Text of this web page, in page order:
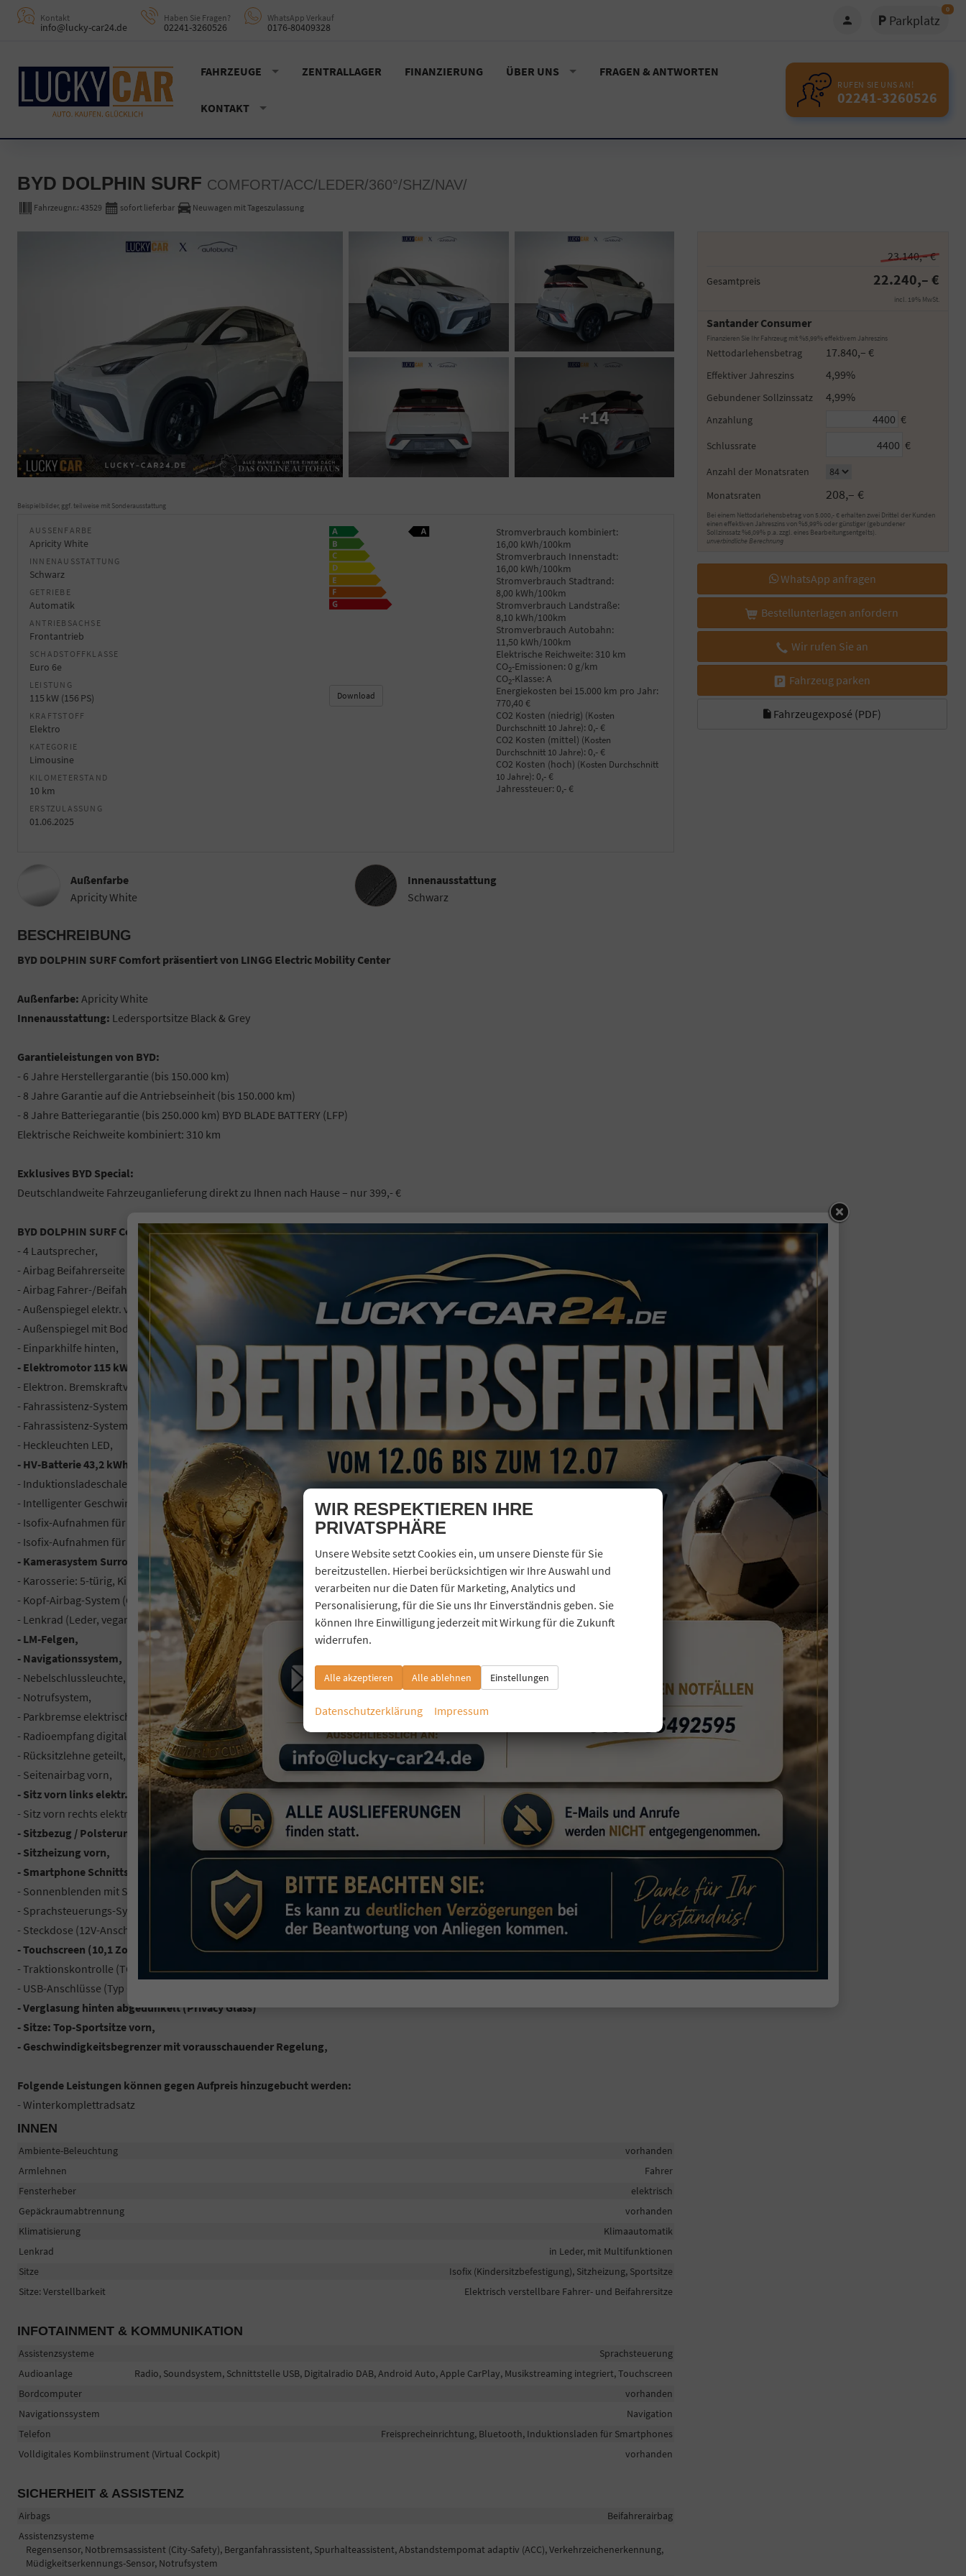
Kontakt
info@lucky-car24.de
Haben Sie Fragen?
02241-3260526
WhatsApp Verkauf
0176-80409328 Parkplatz
0
FAHRZEUGE ZENTRALLAGER FINANZIERUNG ÜBER UNS FRAGEN & ANTWORTEN
KONTAKT
RUFEN SIE UNS AN!
02241-3260526
BYD DOLPHIN SURF COMFORT/ACC/LEDER/360°/SHZ/NAV/
Fahrzeugnr.: 43529 sofort lieferbar Neuwagen mit Tageszulassung
23.140,– €
Gesamtpreis 22.240,– €
incl. 19% MwSt.
Santander Consumer
Finanzieren Sie Ihr Fahrzeug mit %5,99% effektivem Jahreszins
Nettodarlehensbetrag 17.840,– €
Effektiver Jahreszins 4,99%
Gebundener Sollzinssatz 4,99%
Anzahlung €
Schlussrate €
Anzahl der Monatsraten
Monatsraten
208,– €
Bei einem Nettodarlehensbetrag von 5.000,- € erhalten zwei Drittel der Kunden
einen effektiven Jahreszins von %5,99% oder günstiger (gebundener
Sollzinssatz %6,09% p.a. zzgl. eines Bearbeitungsentgelts).
unverbindliche Berechnung
WhatsApp anfragen
Bestellunterlagen anfordern
Wir rufen Sie an
Fahrzeug parken
Fahrzeugexposé (PDF)
+14
Beispielbilder, ggf. teilweise mit Sonderausstattung
AUSSENFARBE
Apricity White
INNENAUSSTATTUNG
Schwarz
GETRIEBE
Automatik
ANTRIEBSACHSE
Frontantrieb
SCHADSTOFFKLASSE
Euro 6e
LEISTUNG
115 kW (156 PS)
KRAFTSTOFF
Elektro
KATEGORIE
Limousine
KILOMETERSTAND
10 km
ERSTZULASSUNG
01.06.2025
Stromverbrauch kombiniert:
16,00 kWh/100km
Stromverbrauch Innenstadt:
16,00 kWh/100km
Stromverbrauch Stadtrand:
8,00 kWh/100km
Stromverbrauch Landstraße:
8,10 kWh/100km
Stromverbrauch Autobahn:
11,50 kWh/100km
Elektrische Reichweite: 310 km
CO2-Emissionen: 0 g/km
CO2-Klasse: A
Download
Energiekosten bei 15.000 km pro Jahr:
770,40 €
CO2 Kosten (niedrig) (Kosten
Durchschnitt 10 Jahre): 0,- €
CO2 Kosten (mittel) (Kosten
Durchschnitt 10 Jahre): 0,- €
CO2 Kosten (hoch) (Kosten Durchschnitt
10 Jahre): 0,- €
Jahressteuer: 0,- €
Außenfarbe
Apricity White
InnenausstattungInnenausstattung
Schwarz
BESCHREIBUNG
BYD DOLPHIN SURF Comfort präsentiert von LINGG Electric Mobility Center
Außenfarbe: Apricity White
Innenausstattung: Ledersportsitze Black & Grey
Garantieleistungen von BYD:
- 6 Jahre Herstellergarantie (bis 150.000 km)
- 8 Jahre Garantie auf die Antriebseinheit (bis 150.000 km)
- 8 Jahre Batteriegarantie (bis 250.000 km) BYD BLADE BATTERY (LFP)
Elektrische Reichweite kombiniert: 310 km
Exklusives BYD Special:
Deutschlandweite Fahrzeuganlieferung direkt zu Ihnen nach Hause – nur 399,- €
BYD DOLPHIN SURF Comfort Ausstattung:
- 4 Lautsprecher,
- Airbag Beifahrerseite abschaltbar,
- Airbag Fahrer-/Beifahrerseite,
- Außenspiegel elektr. verstell-, heiz- und anklappbar,
- Außenspiegel mit Bodenbeleuchtung,
- Einparkhilfe hinten,
- Elektromotor 115 kW (cont. 60 kW),
- Elektron. Bremskraftverteiler (EBD),
- Fahrassistenz-System: Notfall-Spurhalteassistent (Emergency Lane Keeping, ELK),
- Fahrassistenz-System: Spurwechselassistent (LDA),
- Heckleuchten LED,
- HV-Batterie 43,2 kWh,
- Induktionsladeschale für Smartphone,
- Intelligenter Geschwindigkeits-Begrenzer (ISLC),
- Isofix-Aufnahmen für Kindersitz an Beifahrersitz,
- Isofix-Aufnahmen für Kindersitz an Rücksitz,
- Kamerasystem Surround View 360°,
- Karosserie: 5-türig, Kindersicherung,
- Kopf-Airbag-System (Curtain-Airbag),
- Lenkrad (Leder, vegan) mit Multifunktion,
- LM-Felgen,
- Navigationssystem,
- Nebelschlussleuchte,
- Notrufsystem,
- Parkbremse elektrisch (EPB),
- Radioempfang digital (DAB+),
- Rücksitzlehne geteilt,
- Seitenairbag vorn,
- Sitz vorn links elektr. verstellbar (6-fach),
- Sitz vorn rechts elektr. verstellbar (4-fach),
- Sitzbezug / Polsterung: Leder, vegan,
- Sitzheizung vorn,
- Smartphone Schnittstelle (Apple CarPlay & Android Auto),
- Sonnenblenden mit Spiegel (beleuchtet),
- Sprachsteuerungs-System,
- Steckdose (12V-Anschluß),
- Touchscreen (10,1 Zoll) elektrisch drehbar,
- Traktionskontrolle (TCS),
- USB-Anschlüsse (Typ C und Typ A),
- Verglasung hinten abgedunkelt (Privacy Glass)
- Sitze: Top-Sportsitze vorn,
- Geschwindigkeitsbegrenzer mit vorausschauender Regelung,
Folgende Leistungen können gegen Aufpreis hinzugebucht werden:
- Winterkomplettradsatz
INNEN
Ambiente-Beleuchtung
vorhanden
Armlehnen
Fahrer
Fensterheber
elektrisch
Gepäckraumabtrennung
vorhanden
Klimatisierung
Klimaautomatik
Lenkrad
in Leder, mit Multifunktionen
Sitze
Isofix (Kindersitzbefestigung), Sitzheizung, Sportsitze
Sitze: Verstellbarkeit
Elektrisch verstellbare Fahrer- und Beifahrersitze
INFOTAINMENT & KOMMUNIKATION
Assistenzsysteme
Sprachsteuerung
Audioanlage
Radio, Soundsystem, Schnittstelle USB, Digitalradio DAB, Android Auto, Apple CarPlay, Musikstreaming integriert, Touchscreen
Bordcomputer
vorhanden
Navigationssystem
Navigation
Telefon
Freisprecheinrichtung, Bluetooth, Induktionsladen für Smartphones
Volldigitales Kombiinstrument (Virtual Cockpit)
vorhanden
SICHERHEIT & ASSISTENZ
Airbags
Beifahrerairbag
Assistenzsysteme
Regensensor, Notbremsassistent (City-Safety), Berganfahrassistent, Spurhalteassistent, Abstandstempomat adaptiv (ACC), Verkehrzeichenerkennung,
Müdigkeitserkennungs-Sensor, Notrufsystem
WIR RESPEKTIEREN IHRE
PRIVATSPHÄRE
Unsere Website setzt Cookies ein, um unsere Dienste für Sie
bereitzustellen. Hierbei berücksichtigen wir Ihre Auswahl und
verarbeiten nur die Daten für Marketing, Analytics und
Personalisierung, für die Sie uns Ihr Einverständnis geben. Sie
können Ihre Einwilligung jederzeit mit Wirkung für die Zukunft
widerrufen.
Alle akzeptieren Alle ablehnen Einstellungen
Datenschutzerklärung Impressum